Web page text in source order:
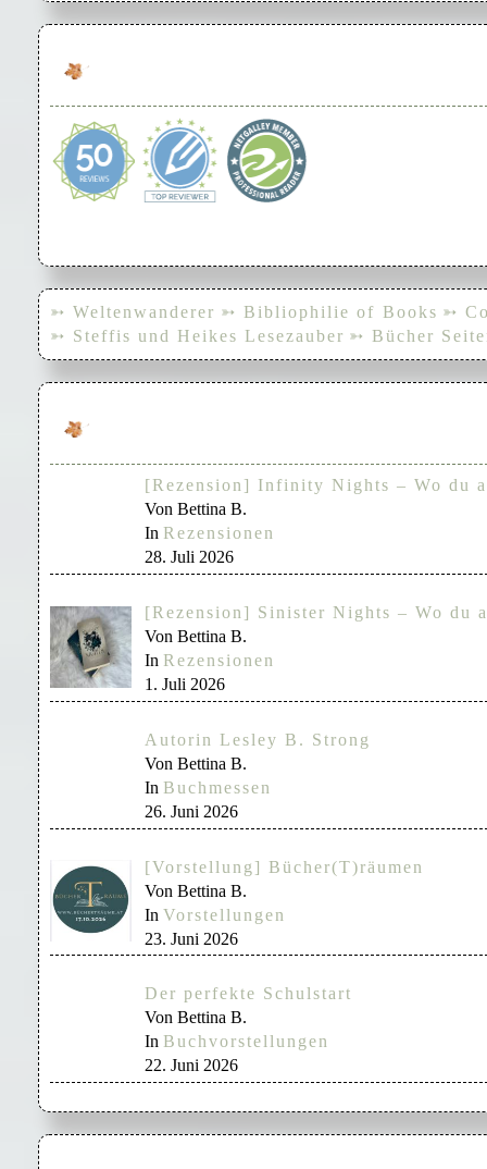
➳ Weltenwanderer ➳ Bibliophilie of Books ➳
➳ Steffis und Heikes Lesezauber ➳ Bücher
[Rezension] Infinity Nights – Wo du
Von Bettina B.
In Rezensionen
28. Juli 2026
[Rezension] Sinister Nights – Wo du
Von Bettina B.
In Rezensionen
1. Juli 2026
Autorin Lesley B. Strong
Von Bettina B.
In Buchmessen
26. Juni 2026
[Vorstellung] Bücher(T)räumen
Von Bettina B.
In Vorstellungen
23. Juni 2026
Der perfekte Schulstart
Von Bettina B.
In Buchvorstellungen
22. Juni 2026